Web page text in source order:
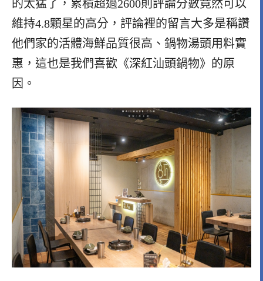
的太猛了，累積超過2600則評論分數竟然可以
維持4.8顆星的高分，評論裡的留言大多是稱讚
他們家的活體海鮮品質很高、鍋物湯頭用料實
惠，這也是我們喜歡《深紅汕頭鍋物》的原
因。